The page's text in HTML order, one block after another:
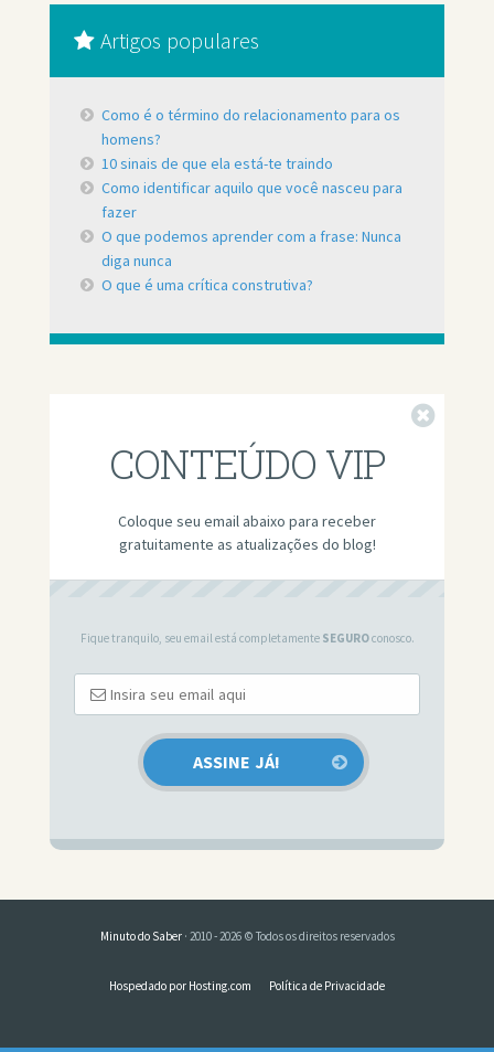
Artigos populares
Como é o término do relacionamento para os
homens?
10 sinais de que ela está-te traindo
Como identificar aquilo que você nasceu para
fazer
O que podemos aprender com a frase: Nunca
diga nunca
O que é uma crítica construtiva?
CONTEÚDO VIP
Coloque seu email abaixo para receber
gratuitamente as atualizações do blog!
Fique tranquilo, seu email está completamente SEGUROconosco.
Minuto do Saber· 2010 - 2026 © Todos os direitos reservados
Hospedado por Hosting.com Política de Privacidade